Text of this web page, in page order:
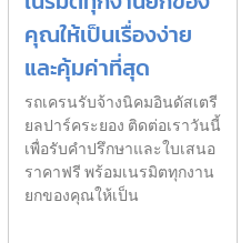
คุณให้เป็นเรื่องง่าย
และคุ้มค่าที่สุด
รถเครนรับจ้างนิคมอินดัสเตรี
ยลปาร์คระยอง ติดต่อเราวันนี้
เพื่อรับคำปรึกษาและใบเสนอ
ราคาฟรี พร้อมเนรมิตทุกงาน
ยกของคุณให้เป็น